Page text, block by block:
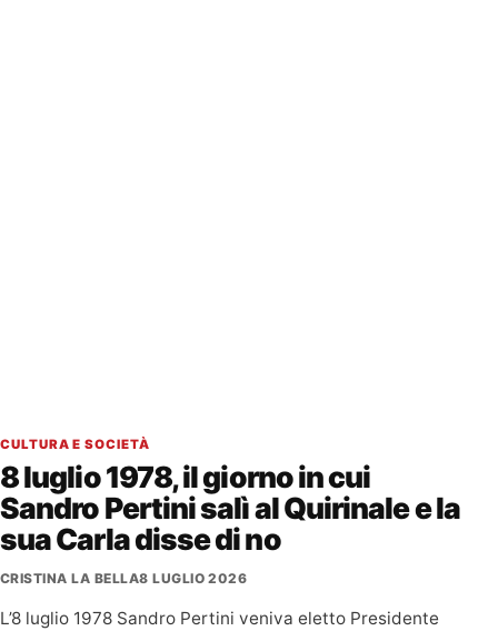
CULTURA E SOCIETÀ
8 luglio 1978, il giorno in cui
Sandro Pertini salì al Quirinale e la
sua Carla disse di no
CRISTINA LA BELLA8 LUGLIO 2026
L’8 luglio 1978 Sandro Pertini veniva eletto Presidente